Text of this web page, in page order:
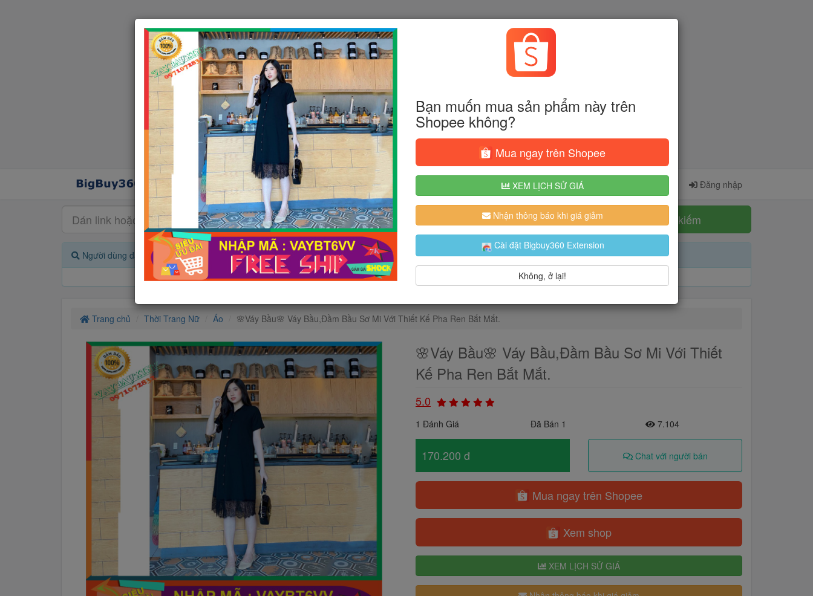
Cài đặt Extension Đăng nhập
Tìm kiếm
Người dùng đang quan tâm đến 🔥...
Trang chủ Thời Trang Nữ Áo 🌸Váy Bầu🌸 Váy Bầu,Đầm Bầu Sơ Mi Với Thiết Kế Pha Ren Bắt Mắt.
🌸Váy Bầu🌸 Váy Bầu,Đầm Bầu Sơ Mi Với Thiết
Kế Pha Ren Bắt Mắt.
5.0
1 Đánh Giá Đã Bán 1 7.104
170.200 đ Chat với người bán
Mua ngay trên Shopee
Xem shop
XEM LỊCH SỬ GIÁ
Bạn muốn mua sản phẩm này trên
Shopee không?
Mua ngay trên Shopee
XEM LỊCH SỬ GIÁ
Nhận thông báo khi giá giảm
Cài đặt Bigbuy360 Extension
Không, ở lại!